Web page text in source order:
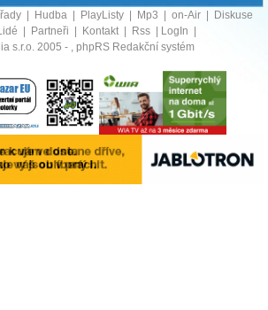
Hudba PlayListy Mp3 on-Air
Diskuse
Partneři Kontakt Rss LogIn
s.r.o. 2005 - , phpRS Redakční systém